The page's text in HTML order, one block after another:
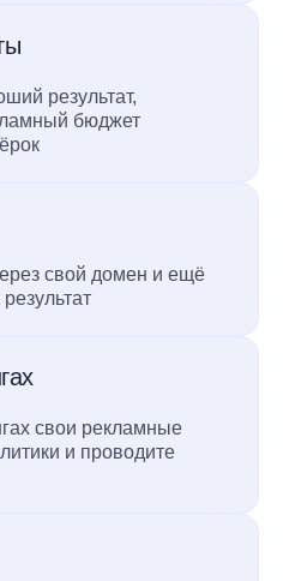
результат,
бюджет
свой домен и ещё
свои рекламные
и проводите